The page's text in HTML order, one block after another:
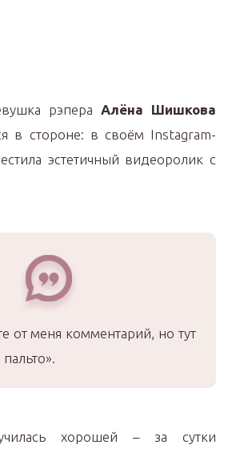
рэпера Алёна Шишкова
в стороне: в своём Instagram-
эстетичный видеоролик с
от меня комментарий, но тут
хорошей – за сутки